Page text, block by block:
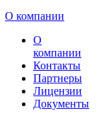
О компании
О
компании
Контакты
Партнеры
Лицензии
Документы